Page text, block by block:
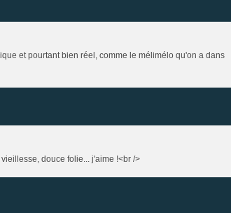
et pourtant bien réel, comme le mélimélo qu'on a dans
douce folie... j'aime !<br />